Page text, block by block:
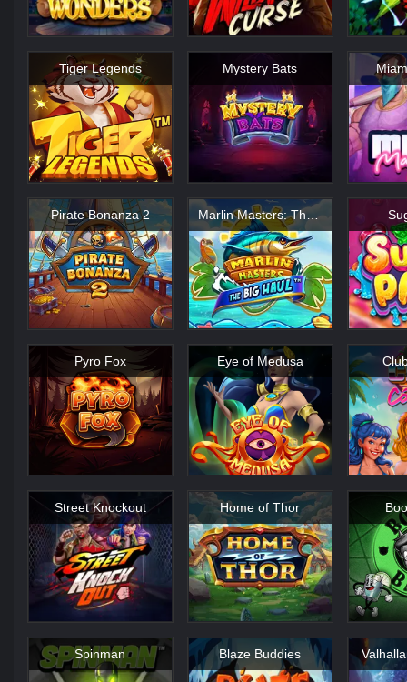
Tiger Legends Mystery Bats
Pirate Bonanza 2 Marlin Masters: The Big Haul
Pyro Fox Eye of Medusa
Street Knockout Home of Thor
Spinman Blaze Buddies